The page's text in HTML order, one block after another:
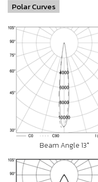
Polar Curves
Beam Angle 13°